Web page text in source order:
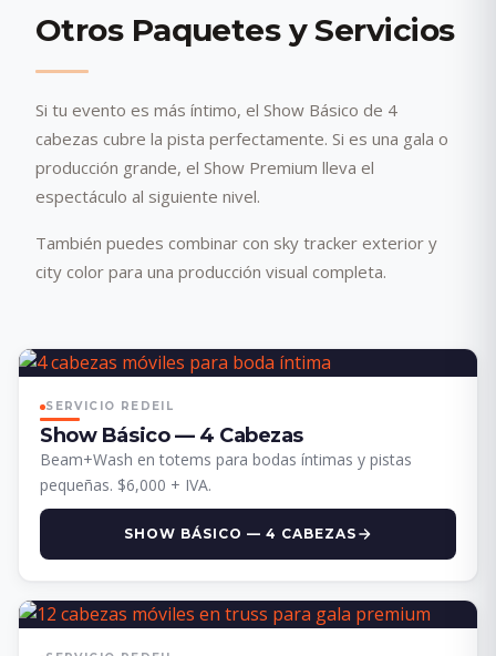
Otros Paquetes y Servicios
Si tu evento es más íntimo, el Show Básico de 4
cabezas cubre la pista perfectamente. Si es una gala o
producción grande, el Show Premium lleva el
espectáculo al siguiente nivel.
También puedes combinar con sky tracker exterior y
city color para una producción visual completa.
SERVICIO REDEIL
Show Básico — 4 Cabezas
Beam+Wash en totems para bodas íntimas y pistas
pequeñas. $6,000 + IVA.
SHOW BÁSICO — 4 CABEZAS